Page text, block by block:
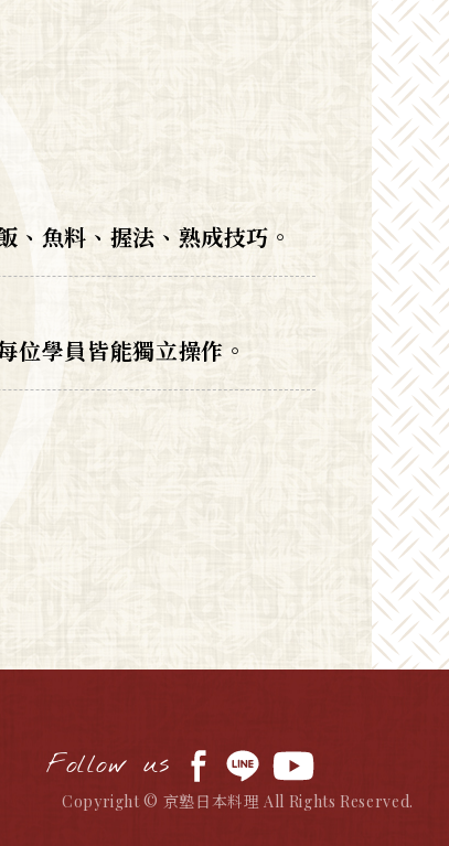
、魚料、握法、熟成技巧。
位學員皆能獨立操作。
Follow us
Copyright © 京塾日本料理 All Rights Reserved.